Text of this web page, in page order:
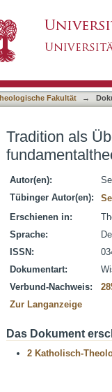
Fakultät →
Tradition als
Autor(en):
Tübinger Autor(en):
Erschienen in:
Sprache:
ISSN:
Dokumentart:
Verbund-Nachweis:
Zur Langanzeige
Das Dokument
2 Katholisch-